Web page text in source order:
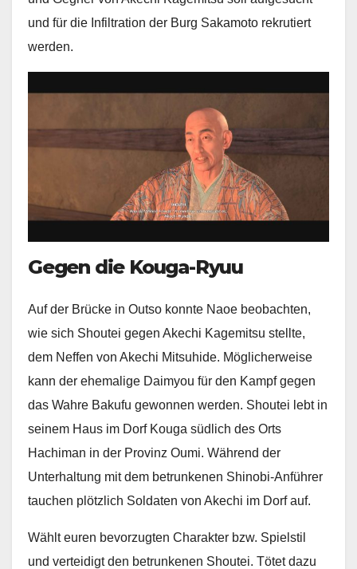
und für die Infiltration der Burg Sakamoto rekrutiert
werden.
Gegen die Kouga-Ryuu
Auf der Brücke in Outso konnte Naoe beobachten,
wie sich Shoutei gegen Akechi Kagemitsu stellte,
dem Neffen von Akechi Mitsuhide. Möglicherweise
kann der ehemalige Daimyou für den Kampf gegen
das Wahre Bakufu gewonnen werden. Shoutei lebt in
seinem Haus im Dorf Kouga südlich des Orts
Hachiman in der Provinz Oumi. Während der
Unterhaltung mit dem betrunkenen Shinobi-Anführer
tauchen plötzlich Soldaten von Akechi im Dorf auf.
Wählt euren bevorzugten Charakter bzw. Spielstil
und verteidigt den betrunkenen Shoutei. Tötet dazu